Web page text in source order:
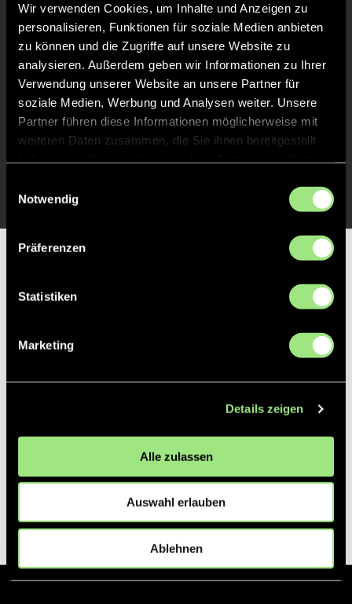
Wir verwenden Cookies, um Inhalte und Anzeigen zu
personalisieren, Funktionen für soziale Medien anbieten
zu können und die Zugriffe auf unsere Website zu
analysieren. Außerdem geben wir Informationen zu Ihrer
Verwendung unserer Website an unsere Partner für
soziale Medien, Werbung und Analysen weiter. Unsere
Partner führen diese Informationen möglicherweise mit
weiteren Daten zusammen, die Sie ihnen bereitgestellt
Notwendig
Präferenzen
Statistiken
Marketing
Details zeigen
Alle zulassen
Auswahl erlauben
Ablehnen
Spiel beendet
TOR 1:1, FELDTOR
TOR 2:1, FELDTOR
TOR 1:0, FELDTOR